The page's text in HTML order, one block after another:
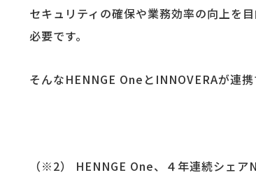
セキュリティの確保や業務効率の向上を
必要です。
そんなHENNGE OneとINNOVERAが連
（※2） HENNGE One、４年連続シェア